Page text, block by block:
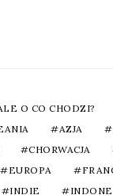
O CO CHODZI?
AZJA
CHORWACJA
EUROPA
INDIE